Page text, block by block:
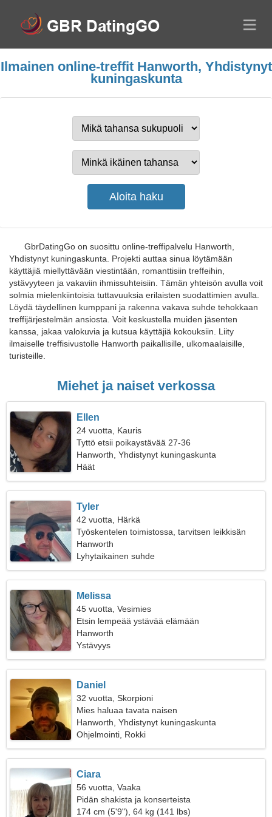
Ilmainen online-treffit Hanworth, Yhdistynyt
kuningaskunta
GbrDatingGo on suosittu online-treffipalvelu Hanworth,
Yhdistynyt kuningaskunta. Projekti auttaa sinua löytämään
käyttäjiä miellyttävään viestintään, romanttisiin treffeihin,
ystävyyteen ja vakaviin ihmissuhteisiin. Tämän yhteisön avulla voit
solmia mielenkiintoisia tuttavuuksia erilaisten suodattimien avulla.
Löydä täydellinen kumppani ja rakenna vakava suhde tehokkaan
treffijärjestelmän ansiosta. Voit keskustella muiden jäsenten
kanssa, jakaa valokuvia ja kutsua käyttäjiä kokouksiin. Liity
ilmaiselle treffisivustolle Hanworth paikallisille, ulkomaalaisille,
turisteille.
Miehet ja naiset verkossa
Ellen
24 vuotta, Kauris
Tyttö etsii poikaystävää 27-36
Hanworth, Yhdistynyt kuningaskunta
Häät
Tyler
42 vuotta, Härkä
Työskentelen toimistossa, tarvitsen leikkisän
naisen
Hanworth
Lyhytaikainen suhde
Melissa
45 vuotta, Vesimies
Etsin lempeää ystävää elämään
Hanworth
Ystävyys
Daniel
32 vuotta, Skorpioni
Mies haluaa tavata naisen
Hanworth, Yhdistynyt kuningaskunta
Ohjelmointi, Rokki
Ciara
56 vuotta, Vaaka
Pidän shakista ja konserteista
174 cm (5'9"), 64 kg (141 lbs)